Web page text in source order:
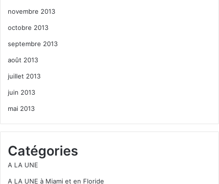
novembre 2013
octobre 2013
septembre 2013
août 2013
juillet 2013
juin 2013
mai 2013
Catégories
A LA UNE
A LA UNE à Miami et en Floride